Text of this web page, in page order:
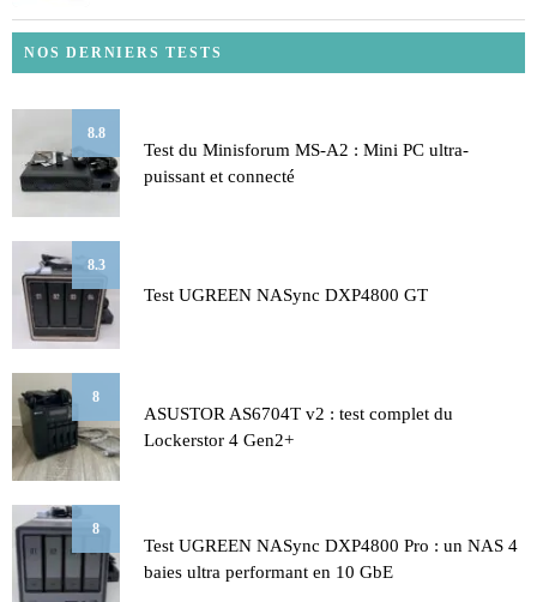
NOS DERNIERS TESTS
8.8
Test du Minisforum MS-A2 : Mini PC ultra-
puissant et connecté
8.3
Test UGREEN NASync DXP4800 GT
8
ASUSTOR AS6704T v2 : test complet du
Lockerstor 4 Gen2+
8
Test UGREEN NASync DXP4800 Pro : un NAS 4
baies ultra performant en 10 GbE